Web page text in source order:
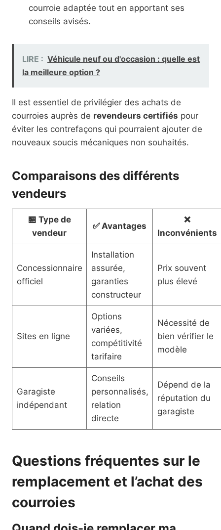
courroie adaptée tout en apportant ses
conseils avisés.
LIRE : Véhicule neuf ou d'occasion : quelle est
la meilleure option ?
Il est essentiel de privilégier des achats de
courroies auprès de revendeurs certifiés pour
éviter les contrefaçons qui pourraient ajouter de
nouveaux soucis mécaniques non souhaités.
Comparaisons des différents
vendeurs
🏪 Type de
vendeur
✅ Avantages
❌
Inconvénients
Concessionnaire
officiel
Installation
assurée,
garanties
constructeur
Prix souvent
plus élevé
Sites en ligne
Options
variées,
compétitivité
tarifaire
Nécessité de
bien vérifier le
modèle
Garagiste
indépendant
Conseils
personnalisés,
relation
directe
Dépend de la
réputation du
garagiste
Questions fréquentes sur le
remplacement et l’achat des
courroies